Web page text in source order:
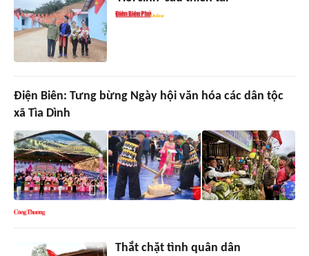
Điện Biên: Tưng bừng Ngày hội văn hóa các dân tộc
xã Tìa Dình
Thắt chặt tình quân dân